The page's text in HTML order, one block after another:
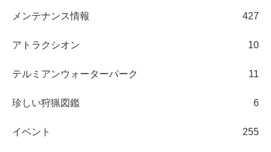
メンテナンス情報 427
アトラクシオン 10
テルミアンウォーターパーク 11
珍しい狩猟図鑑 6
イベント 255